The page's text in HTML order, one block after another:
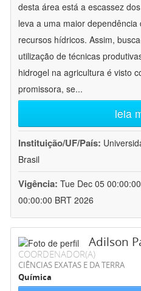
desta área está a escassez
leva a uma maior
recursos hídricos. Assim,
utilização de técnicas
hidrogel na agricultura é visto
promissora, se...
leia
Instituição/UF/País:
Brasil
Vigência: Tue Dec 05
00:00:00 BRT 2026
Adilson
COORDENADOR(A)
CIÊNCIAS EXATAS E DA TERRA
Química